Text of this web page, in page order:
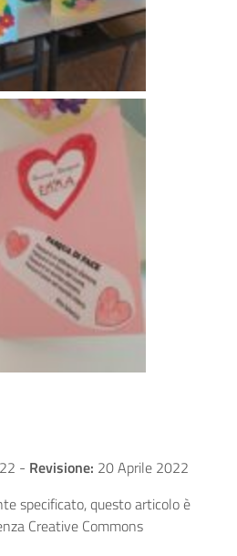
- Revisione: 20 Aprile 2022
specificato, questo articolo è
Creative Commons